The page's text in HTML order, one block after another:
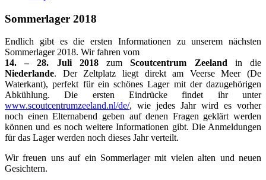
Sommerlager 2018
Endlich gibt es die ersten Informationen zu unserem nächsten
Sommerlager 2018. Wir fahren vom
14. – 28. Juli 2018zumScoutcentrum Zeelandin die
Niederlande. Der Zeltplatz liegt direkt am Veerse Meer (De
Waterkant), perfekt für ein schönes Lager mit der dazugehörigen
Abkühlung. Die ersten Eindrücke findet ihr unter
www.scoutcentrumzeeland.nl/de/, wie jedes Jahr wird es vorher
noch einen Elternabend geben auf denen Fragen geklärt werden
können und es noch weitere Informationen gibt. Die Anmeldungen
für das Lager werden noch dieses Jahr verteilt.
Wir freuen uns auf ein Sommerlager mit vielen alten und neuen
Gesichtern.